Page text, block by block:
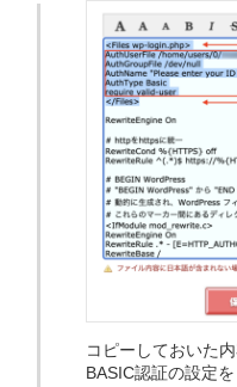
コピーしておいた
BASIC認証の設定